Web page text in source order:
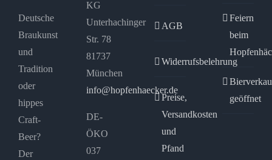
Deutsche
Braukunst
und
Tradition
oder
hippes
Craft-
Beer?
Der
KG
Unterhachinger
Str. 78
81737
München
info@hopfenhaecker.de
DE-
ÖKO
037
AGB
Widerrufsbelehrung
Preise,
Versandkosten
und
Pfand
Feiern
beim
geöffnet